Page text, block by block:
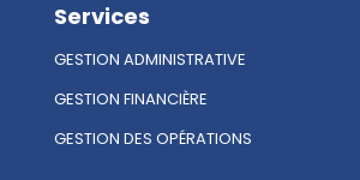
Services
GESTION ADMINISTRATIVE
GESTION FINANCIÈRE
GESTION DES OPÉRATIONS